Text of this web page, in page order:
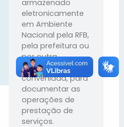
armazenado
eletronicamente
em Ambiente
Nacional pela RFB,
pela prefeitura ou
por outra
entidade
conveniada, para
documentar as
operações de
prestação de
serviços.